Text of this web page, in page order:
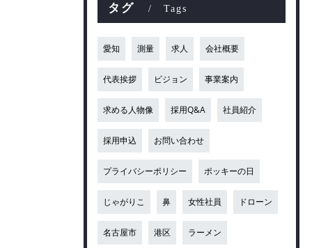
タグ Tags
愛知 測量 求人 会社概要
代表挨拶 ビジョン 事業案内
求める人物像 採用Q&A 社員紹介
採用申込 お問い合わせ
プライバシーポリシー ポッキーの日
じゃがりこ 鼻 女性社員 ドローン
名古屋市 港区 ラーメン